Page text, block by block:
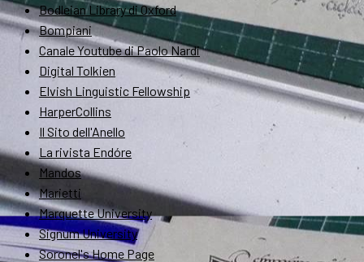
Bodleian Library di Oxford
Bompiani
Canale Youtube di Paolo Nardi
Digital Tolkien
Elvish Linguistic Fellowship
HarperCollins
Il Sito dell'Anello
La rivista Endóre
Mandos
Marietti
Marquette University
Signum University
Soronel's Home Page